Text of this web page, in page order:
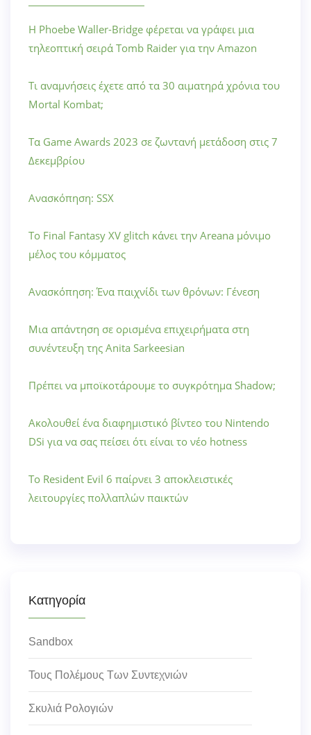
Η Phoebe Waller-Bridge φέρεται να γράφει μια
τηλεοπτική σειρά Tomb Raider για την Amazon
Τι αναμνήσεις έχετε από τα 30 αιματηρά χρόνια του
Mortal Kombat;
Τα Game Awards 2023 σε ζωντανή μετάδοση στις 7
Δεκεμβρίου
Ανασκόπηση: SSX
Το Final Fantasy XV glitch κάνει την Areana μόνιμο
μέλος του κόμματος
Ανασκόπηση: Ένα παιχνίδι των θρόνων: Γένεση
Μια απάντηση σε ορισμένα επιχειρήματα στη
συνέντευξη της Anita Sarkeesian
Πρέπει να μποϊκοτάρουμε το συγκρότημα Shadow;
Ακολουθεί ένα διαφημιστικό βίντεο του Nintendo
DSi για να σας πείσει ότι είναι το νέο hotness
Το Resident Evil 6 παίρνει 3 αποκλειστικές
λειτουργίες πολλαπλών παικτών
Κατηγορία
Sandbox
Τους Πολέμους Των Συντεχνιών
Σκυλιά Ρολογιών